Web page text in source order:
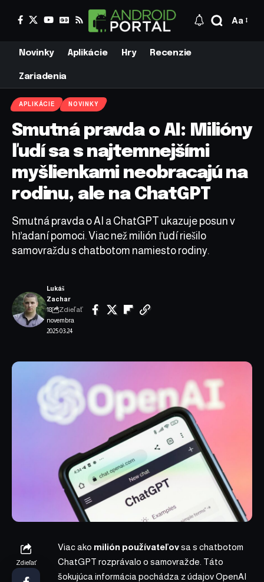
Aa
Novinky Aplikácie Hry Recenzie
Zariadenia
APLIKÁCIE NOVINKY
Smutná pravda o AI: Milióny
ľudí sa s najtemnejšími
myšlienkami neobracajú na
rodinu, ale na ChatGPT
Smutná pravda o AI a ChatGPT ukazuje posun v
hľadaní pomoci. Viac než milión ľudí riešilo
samovraždu s chatbotom namiesto rodiny.
18.
novembra
2025 03:24
Lukáš
Zachar
Zdieľať
Zdieľať
Viac ako milión používateľovsa s chatbotom
ChatGPT rozprávalo o samovražde. Táto
šokujúca informácia pochádza z údajov OpenAI